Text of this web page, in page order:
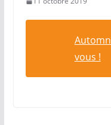
vous !